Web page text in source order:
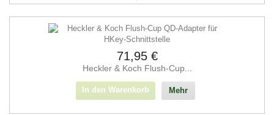
71,95 €
Heckler & Koch Flush-Cup...
In den Warenkorb Mehr